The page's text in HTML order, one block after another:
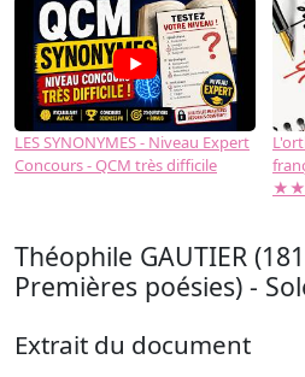
LES SYNONYMES - Niveau Expert
Concours - QCM très difficile
Théophile GAUTIER
Premières poésies) -
Extrait du document